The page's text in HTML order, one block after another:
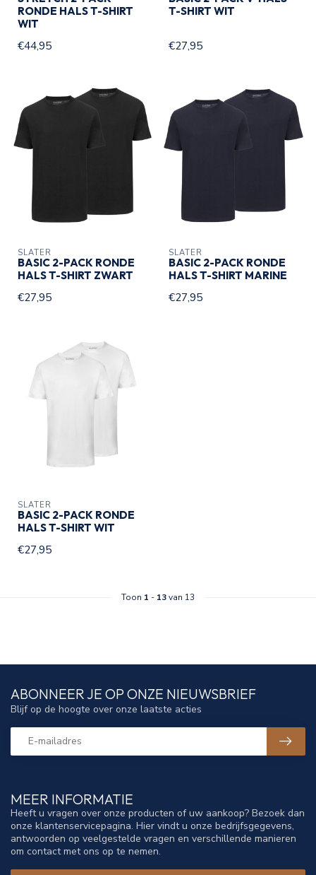
RONDE HALS T-SHIRT
WIT
€44,95
T-SHIRT WIT
€27,95
SLATER
BASIC 2-PACK RONDE
HALS T-SHIRT ZWART
€27,95
SLATER
BASIC 2-PACK RONDE
HALS T-SHIRT MARINE
€27,95
SLATER
BASIC 2-PACK RONDE
HALS T-SHIRT WIT
€27,95
Toon 1 - 13van 13
MEER INFORMATIE
Heeft u vragen over onze producten of uw aankoop? Bezoek dan
onze klantenservicepagina. Hier vindt u onze bedrijfsgegevens,
antwoorden op veelgestelde vragen en verschillende manieren
om contact met ons op te nemen.
ABONNEER JE OP ONZE NIEUWSBRIEF
Blijf op de hoogte over onze laatste acties